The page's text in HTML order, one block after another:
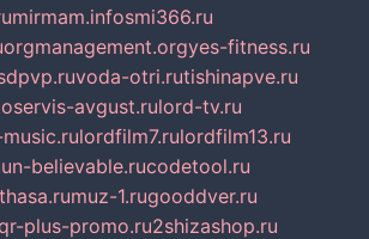
mirmam.infosmi366.ru
orgmanagement.orgyes-fitness.ru
voda-otri.rutishinapve.ru
avgust.rulord-tv.ru
lordfilm7.rulordfilm13.ru
un-believable.rucodetool.ru
muz-1.rugooddver.ru
plus-promo.ru2shizashop.ru